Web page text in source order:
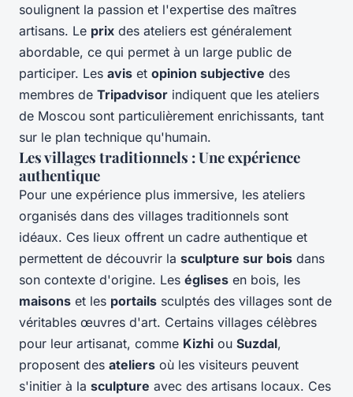
soulignent la passion et l'expertise des maîtres
artisans. Le prix des ateliers est généralement
abordable, ce qui permet à un large public de
participer. Les avis et opinion subjective des
membres de Tripadvisor indiquent que les ateliers
de Moscou sont particulièrement enrichissants, tant
sur le plan technique qu'humain.
Les villages traditionnels : Une expérience
authentique
Pour une expérience plus immersive, les ateliers
organisés dans des villages traditionnels sont
idéaux. Ces lieux offrent un cadre authentique et
permettent de découvrir la sculpture sur bois dans
son contexte d'origine. Les églises en bois, les
maisons et les portails sculptés des villages sont de
véritables œuvres d'art. Certains villages célèbres
pour leur artisanat, comme Kizhi ou Suzdal,
proposent des ateliers où les visiteurs peuvent
s'initier à la sculpture avec des artisans locaux. Ces